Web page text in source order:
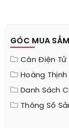
GÓC MUA SẮM
Cân Điện Tử
Hoàng Thịnh
Danh Sách
Thông Số